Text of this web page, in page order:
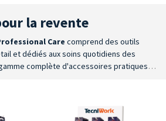
la revente
Care comprend des outils
et dédiés aux soins quotidiens des
complète d'accessoires pratiques,
et d’autres outils destinés aux